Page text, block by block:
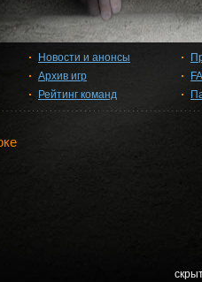
Новости и анонсы
Архив игр
Рейтинг команд